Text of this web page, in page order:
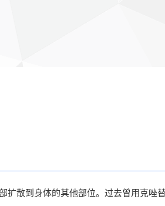
扩散到身体的其他部位。过去曾用克唑